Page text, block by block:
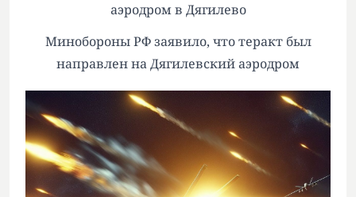
аэродром в Дягилево
Минобороны РФ заявило, что теракт был
направлен на Дягилевский аэродром